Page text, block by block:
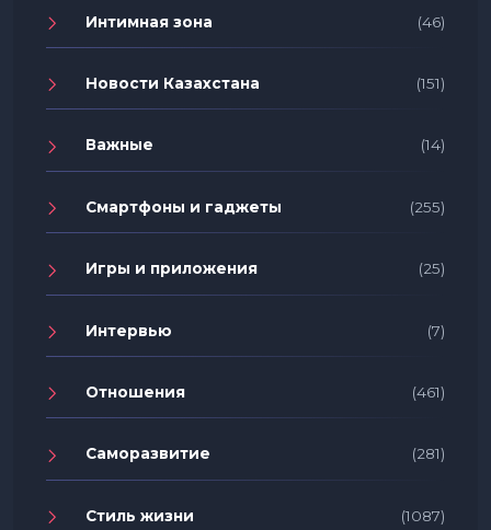
Интимная зона (46)
Новости Казахстана (151)
Важные (14)
Смартфоны и гаджеты (255)
Игры и приложения (25)
Интервью (7)
Отношения (461)
Саморазвитие (281)
Стиль жизни (1087)